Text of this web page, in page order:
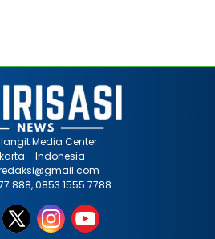
Media Center
- Indonesia
888, 0853 1555 7788